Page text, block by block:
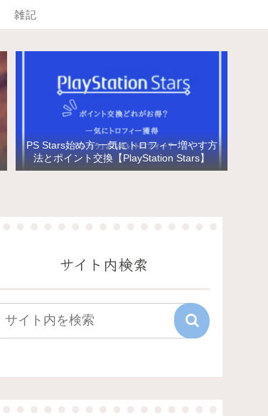
雑記
PS Stars始め方 一気にトロフィー増やす方
法とポイント交換【PlayStation Stars】
サイト内検索